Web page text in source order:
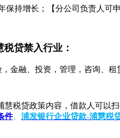
保持增长；【分公司负责人可
贷禁入行业：
金融、投资，管理，咨询、
慧税贷政策内容，借款人可以
件、 浦发银行企业贷款-浦慧税